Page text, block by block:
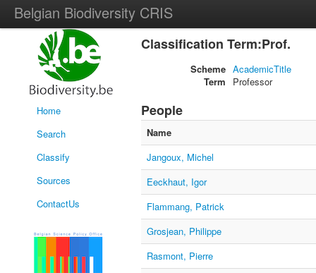
Belgian Biodiversity CRIS
Home
Search
Classify
Sources
ContactUs
Classification Term:Prof.
Scheme AcademicTitle
Term
Professor
People
Name
Jangoux, Michel
Eeckhaut, Igor
Flammang, Patrick
Grosjean, Philippe
Rasmont, Pierre